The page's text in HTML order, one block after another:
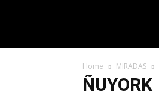
Home MIRADAS
ÑUYORK